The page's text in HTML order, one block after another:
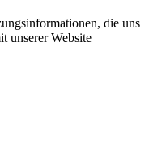
die uns
unserer Website